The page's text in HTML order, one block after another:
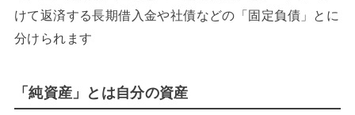
けて返済する長期借入金や社債などの「固定負債」とに
分けられます
「純資産」とは自分の資産